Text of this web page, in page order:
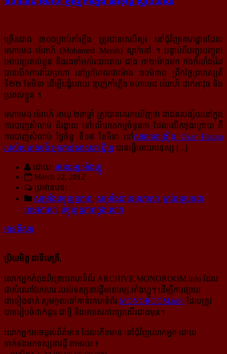
ច្រើនជាង ៣០០គ្រាប់កាំភ្លើង ត្រូវបានគេលឺសូរ នៅជុំវិញគេហដ្ឋានដែល
មហាមេដ ម៉េរាហ៍ (Mohamed Merah) ស្នាក់នៅ ។​ បន្ទាប់ពីបញ្ចុះបញ្ចូល
អោយប្រគល់ខ្លួន និងរងចាំអស់រយះពេល ជាង ៣២ម៉ោងមក កងកំលាំងរ៉េដ
បានបើកការវាយប្រហា នៅប្រហែលជាម៉ោង ១០ម៉៣០ ព្រឹកថ្ងៃព្រហស្បតិ៍
ទី២២ ខែមិនា ដើម្បីបង្ខំអោយ ខ្មាញ់កាំភ្លើង មហាមេដ ម៉េរាហ៍ ដាក់អាវុធ និង
ប្រគល់ខ្លួន ។
មហាមេដ ម៉េរាហ៍ អាយុ ២៣ឆ្នាំ ត្រូវបានគេរកឃើញថា ជាជនសង្ស័យនៅក្នុង
ការបាញសំលាប់ ដ៏រង្គាល ទៅលើឃាតកម្មចំនួន៣ ដែលលើកចុងក្រោយ គឺ
ការបាញ់សំលាប់ ថ្ងៃច័ន្ទ ទី១៩ ខែមិនា នៅសាលាបង្រៀន Ozar Hatora
របស់សហគមន៍ អ្នកកាន់សាសនា ជ្វីហ្វ បានធ្វើអោយមនុស្ស [...]
ដោយ: មនោរម្យ.អាំងហ្វូ
March 22, 2012
ប្រធានបទ:
សម្រាំងបច្ចុប្បន្នភាព, សម្រាំងជាខេមរភាសា, គ្រប់អត្ថបទជា
ខេមរភាសា, បច្ចុប្បន្នភាពក្នុងលោក
អានពិស្ដារ
ប្រិយមិត្ត ជាទីមេត្រី,
លោកអ្នកកំពុងពិគ្រោះគេហទំព័រ ARCHIVE.MONOROOM.info ដែល
ជាសំណៅឯកសារ របស់ទស្សនាវដ្ដីមនោរម្យ.អាំងហ្វូ។ ដើម្បីការផ្សាយ
ជាទៀងទាត់ សូមចូលទៅកាន់​គេហទំព័រ MONOROOM.info ដែលត្រូវ
បានរៀបចំដាក់ជូន ជាថ្មី និងមានសភាពប្រសើរជាងមុន។
លោកអ្នកអាចផ្ដល់ព័ត៌មាន ដែលកើតមាន នៅជុំវិញលោកអ្នក ដោយ
ទាក់ទងមកទស្សនាវដ្ដី តាមរយៈ៖